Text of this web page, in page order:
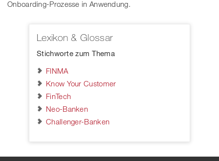
Onboarding-Prozesse in Anwendung.
Lexikon & Glossar
Stichworte zum Thema
FINMA
Know Your Customer
FinTech
Neo-Banken
Challenger-Banken